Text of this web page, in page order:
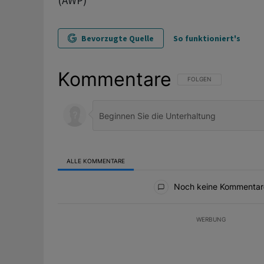
Bevorzugte Quelle So funktioniert's
Kommentare FOLGE DIESER
FOLGEN
ALLE KOMMENTARE
Noch keine
WERBUNG